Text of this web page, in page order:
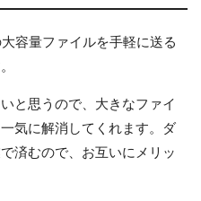
容量ファイルを手軽に送る
と思うので、大きなファイ
気に解消してくれます。ダ
済むので、お互いにメリッ